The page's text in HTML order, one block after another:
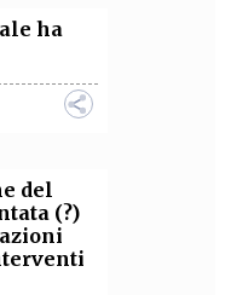
ha
del
(?)